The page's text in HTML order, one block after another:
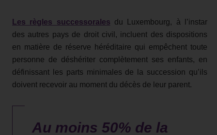
Les règles successorales du Luxembourg, à l’instar
des autres pays de droit civil, incluent des dispositions
en matière de réserve héréditaire qui empêchent toute
personne de déshériter complètement ses enfants, en
définissant les parts minimales de la succession qu’ils
doivent recevoir au moment du décès de leur parent.
Au moins 50% de la